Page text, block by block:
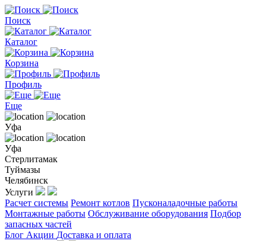
Поиск
Каталог
Корзина
Профиль
Еще
Уфа
Уфа
Стерлитамак
Туймазы
Челябинск
Услуги
Расчет системы Ремонт котлов Пусконаладочные работы
Монтажные работы Обслуживание оборудования Подбор
запасных частей
Блог Акции Доставка и оплата